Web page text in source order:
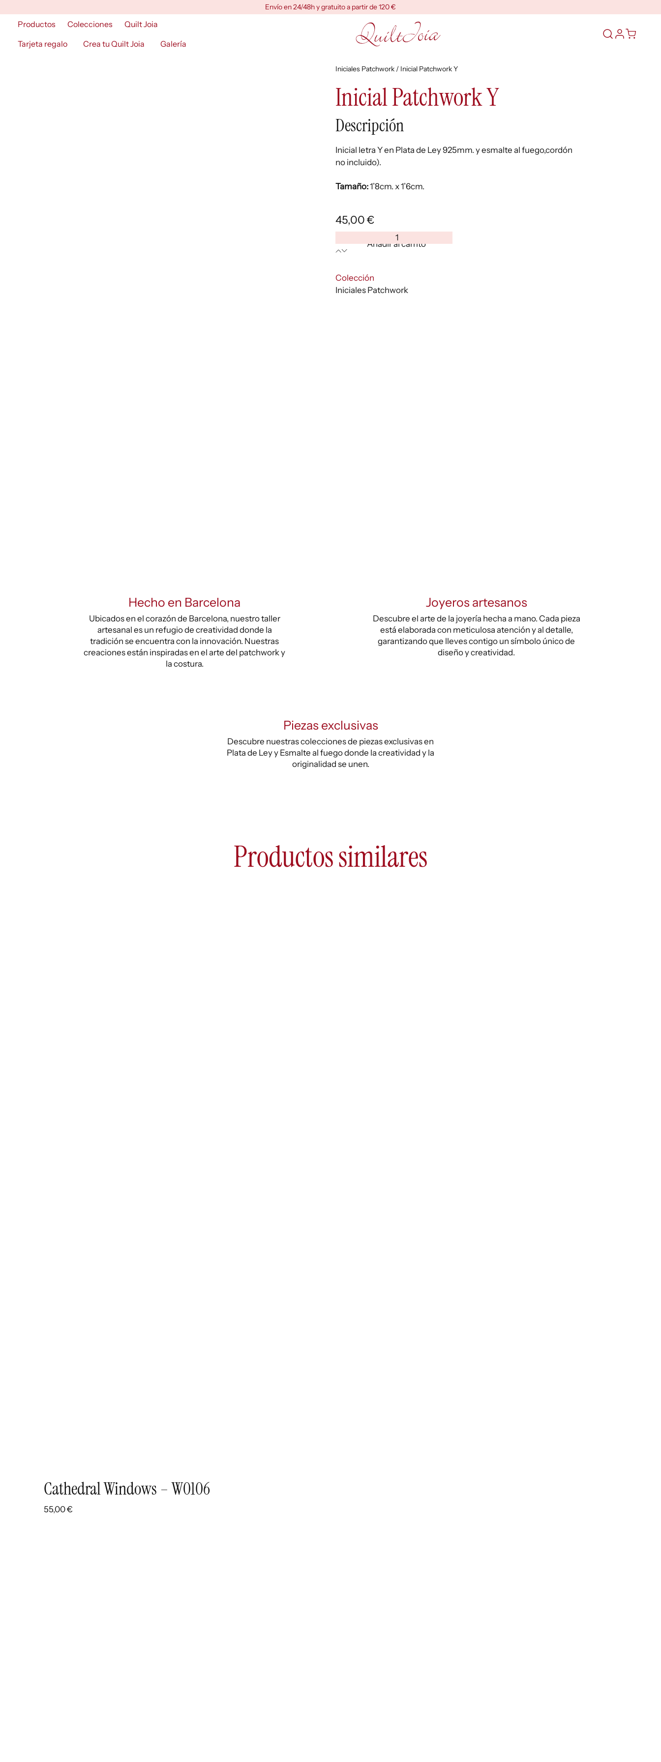
content
Envío en 24/48h y gratuito a partir de 120 €
Productos Colecciones
Quilt Joia
Tarjeta regalo
Crea tu Quilt Joia Galería
Abrir
Iniciales Patchwork / Inicial Patchwork Y
Inicial Patchwork Y
Descripción
Inicial letra Y en Plata de Ley 925mm. y esmalte al fuego,cordón
no incluido).
Tamaño:1’8cm. x 1’6cm.
45,00€
Patchwork
cantidad
Añadir al carrito
Colección
Iniciales Patchwork
Hecho en Barcelona
Ubicados en el corazón de Barcelona, nuestro taller
artesanal es un refugio de creatividad donde la
tradición se encuentra con la innovación. Nuestras
creaciones están inspiradas en el arte del patchwork y
la costura.
Joyeros artesanos
Descubre el arte de la joyería hecha a mano. Cada pieza
está elaborada con meticulosa atención y al detalle,
garantizando que lleves contigo un símbolo único de
diseño y creatividad.
Piezas exclusivas
Descubre nuestras colecciones de piezas exclusivas en
Plata de Ley y Esmalte al fuego donde la creatividad y la
originalidad se unen.
Productos similares
Cathedral Windows – W0106
55,00€